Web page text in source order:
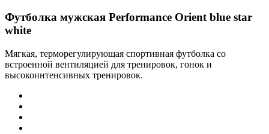
Футболка мужская Performance Orient blue star
white
Мягкая, терморегулирующая спортивная футболка со
встроенной вентиляцией для тренировок, гонок и
высокоинтенсивных тренировок.